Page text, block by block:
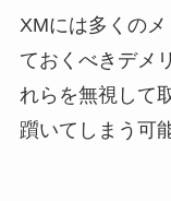
XMには多くの
ておくべきデメ
れらを無視して
躓いてしまう可